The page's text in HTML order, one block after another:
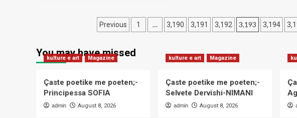
111
të
me
COVID-
,në
Posts
Previous 1 … 3,190 3,191 3,192 3,193 3,194
You may have missed
kulture e art Magazine
Çaste poetike me poeten;-
Principessa SOFIA
admin August 8, 2026
kulture e art Magazine
Çaste poetike me poeten;-
Selvete Dervishi-NIMANI
admin August 8, 2026